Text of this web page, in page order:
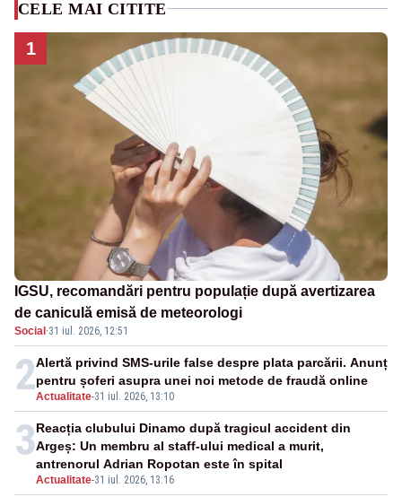
CELE MAI CITITE
1
IGSU, recomandări pentru populație după avertizarea
de caniculă emisă de meteorologi
Social ·31 iul. 2026, 12:51
2Actualitate-31 iul. 2026, 13:10
Alertă privind SMS-urile false despre plata parcării. Anunț
pentru șoferi asupra unei noi metode de fraudă online
3
Actualitate-31 iul. 2026, 13:16
Reacția clubului Dinamo după tragicul accident din
Argeș: Un membru al staff-ului medical a murit,
antrenorul Adrian Ropotan este în spital